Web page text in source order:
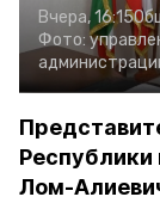
Вчера, 16:15
Фото:
Республики
Лом-